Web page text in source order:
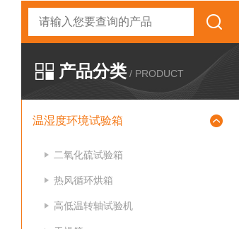
产品分类 / PRODUCT
温湿度环境试验箱
二氧化硫试验箱
热风循环烘箱
高低温转轴试验机